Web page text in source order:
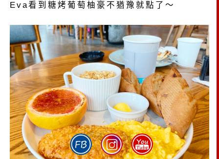
Eva看到糖烤葡萄柚豪不猶豫就點了～